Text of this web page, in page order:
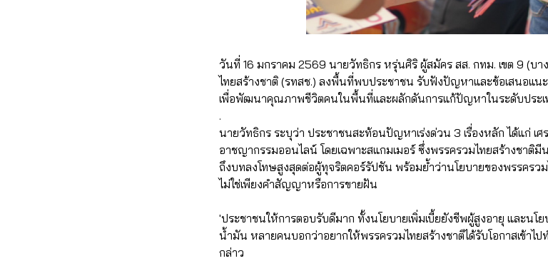
วันที่ 16 มกราคม 2569 นายวัทธิกร หรุ่นศิริ ผู้สมัคร สส. กทม. เขต 9 (บา
ไทยสร้างชาติ (รทสช.) ลงพื้นที่พบประชาชน รับฟังปัญหาและข้อเสนอแ
เพื่อพัฒนาคุณภาพชีวิตคนในพื้นที่และผลักดันการแก้ปัญหาในระดับประเ
.
นายวัทธิกร ระบุว่า ประชาชนสะท้อนปัญหาเร่งด่วน 3 เรื่องหลัก ได้แก่ เ
อาชญากรรมออนไลน์ โดยเฉพาะสแกมเมอร์ ซึ่งพรรครวมไทยสร้างชาติมี
ถึงบทลงโทษสูงสุดต่อผู้ทุจริตคอร์รัปชัน พร้อมย้ำว่านโยบายของพรรครวม
ไม่ใช่เพียงคำสัญญาหรือการขายฝัน
'ประชาชนให้การตอบรับดีมาก ทั้งนโยบายเพิ่มเบี้ยยังชีพผู้สูงอายุ และนโ
น้ำมัน หลายคนบอกว่าอยากให้พรรครวมไทยสร้างชาติได้รับโอกาสเข้าไ
กล่าว